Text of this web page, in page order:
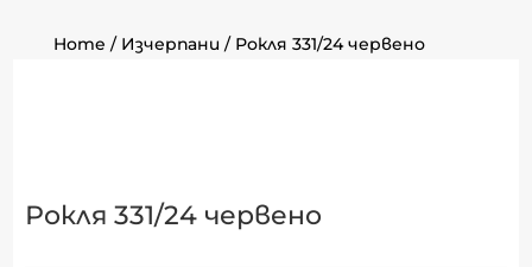
Home / Изчерпани / Рокля 331/24 червено
Рокля 331/24 червено